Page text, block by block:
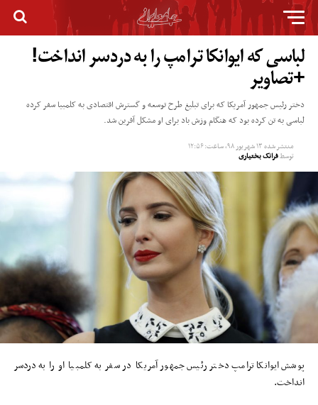
لباسی که ایوانکا ترامپ را به دردسر انداخت!
+تصاویر
دختر رئیس جمهور آمریکا که برای تبلیغ طرح توسعه و گسترش اقتصادی به کلمبیا سفر کرده
لباسی به تن کرده بود که هنگام وزش باد برای او مشکل آفرین شد.
منتشر شده۱۳ شهریور ۹۸, ساعت: ۱۲:۵۶
توسطفرانک بختیاری
پوشش ایوانکا ترامپ دختر رئیس جمهور آمریکا در سفر به کلمبیا او را به دردسر
انداخت.